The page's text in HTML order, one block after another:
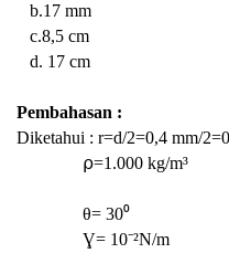
b.17 mm
c.8,5 cm
d. 17 cm
Pembahasan :
Diketahui : r=d/2=0,4 mm/
⍴=1.000 kg/m³
θ= 30⁰
Ɣ= 10⁻²N/m